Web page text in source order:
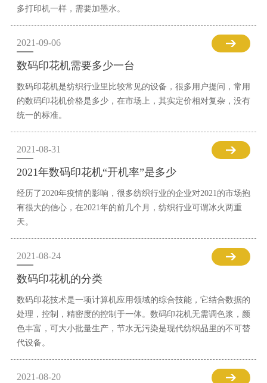
多打印机一样，需要加墨水。
2021-09-06
数码印花机需要多少一台
数码印花机是纺织行业里比较常见的设备，很多用户提问，常用
的数码印花机价格是多少，在市场上，其实定价相对复杂，没有
统一的标准。
2021-08-31
2021年数码印花机“开机率”是多少
经历了2020年疫情的影响，很多纺织行业的企业对2021的市场抱
有很大的信心，在2021年的前几个月，纺织行业可谓冰火两重
天。
2021-08-24
数码印花机的分类
数码印花技术是一项计算机应用领域的综合技能，它结合数据的
处理，控制，精密度的控制于一体。数码印花机无需调色浆，颜
色丰富，可大小批量生产，节水无污染是现代纺织品里的不可替
代设备。
2021-08-20